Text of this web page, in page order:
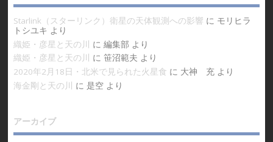
Starlink（スターリンク）衛星の天体観測への影響 に モリヒラ
トシユキ より
織姫・彦星と天の川
に 編集部 より
織姫・彦星と天の川
に 笹沼範夫 より
2020年2月18日・北米で見られた火星食 に 大神 充より
海金剛と天の川
に 是空より
アーカイブ